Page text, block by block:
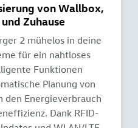
von Wallbox,
Zuhause
2 mühelos in deine
für ein nahtloses
Funktionen
Planung von
den Energieverbrauch
Dank RFID-